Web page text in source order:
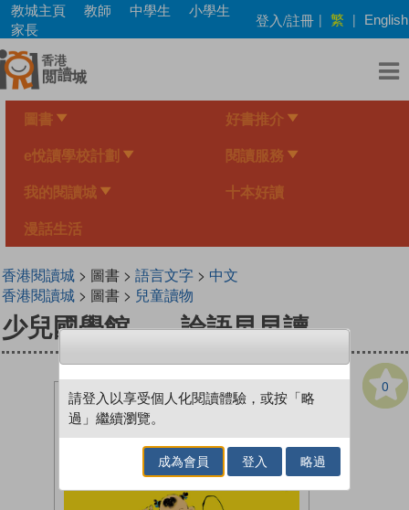
Skip
main
content
教城主頁 教師 中學生
小學生
家長
登入/註冊 | 繁 | English
圖書 好書推介
e悅讀學校計劃 閱讀服務
我的閱讀城 十本好讀
漫話生活
香港閱讀城> 圖書 > 語言文字> 中文
香港閱讀城> 圖書 > 兒童讀物
少兒國學館——論語早早讀
0
請登入以享受個人化閱讀體驗，或按「略
過」繼續瀏覽。
成為會員 登入 略過